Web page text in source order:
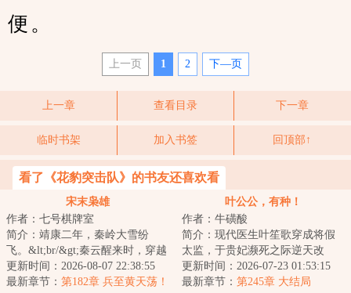
便。
上一页 1 2 下—页
上一章 查看目录 下一章
临时书架 加入书签 回顶部↑
看了《花豹突击队》的书友还喜欢看
宋末枭雄
作者：七号棋牌室
简介：靖康二年，秦岭大雪纷
飞。&lt;br/&gt;秦云醒来时，穿越
成一名宋金交战区的猎户，正被
人当作两脚羊...
更新时间：2026-08-07 22:38:55
最新章节： 第182章 兵至黄天荡！
叶公公，有种！
作者：牛磺酸
简介：现代医生叶笙歌穿成将假
太监，于贵妃濒死之际逆天改
命，从此以医术为阶，踏入深宫
棋局。&lt;br/&gt...
更新时间：2026-07-23 01:53:15
最新章节： 第245章 大结局